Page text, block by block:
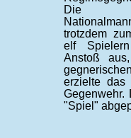
Die
trotzdem
elf
Anstoß
erzielte
Gegenwehr.
"Spiel"